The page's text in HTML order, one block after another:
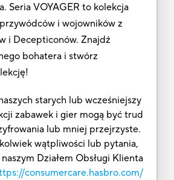
Seria VOYAGER to kolekcja
i wojowników z
i Decepticonów. Znajdź
bohatera i stwórz
starych lub wcześniejszy
zabawek i gier mogą być trud
lub mniej przejrzyste.
wątpliwości lub pytania,
Działem Obsługi Klienta
consumercare.hasbro.com/